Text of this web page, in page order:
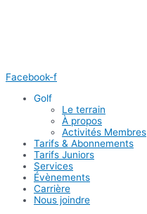
Facebook-f
Golf
Le terrain
À propos
Activités Membres
Tarifs & Abonnements
Tarifs Juniors
Services
Évènements
Carrière
Nous joindre